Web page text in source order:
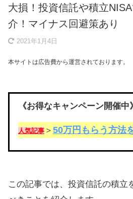
大損！投資信託や積立
介！マイナス回避策あり
2021年1月4日
本サイトは広告費から運営されております。
《お得なキャンペーン開催中》
人気記事 ＞ 50万円もらう方法
この記事では、投資信託の積立